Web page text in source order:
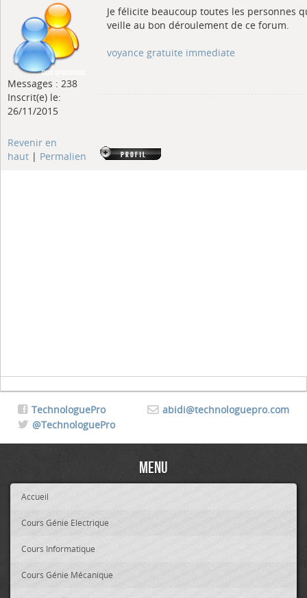
Messages : 238
Inscrit(e) le:
26/11/2015
Je félicite beaucoup toutes les personnes
veille au bon déroulement de ce forum.
voyance gratuite immediate
Revenir en
haut | Permalien
abidi@technologuepro.com
TechnologuePro
@TechnologuePro
Menu
Accueil
Cours Génie Electrique
Cours Informatique
Cours Génie Mécanique